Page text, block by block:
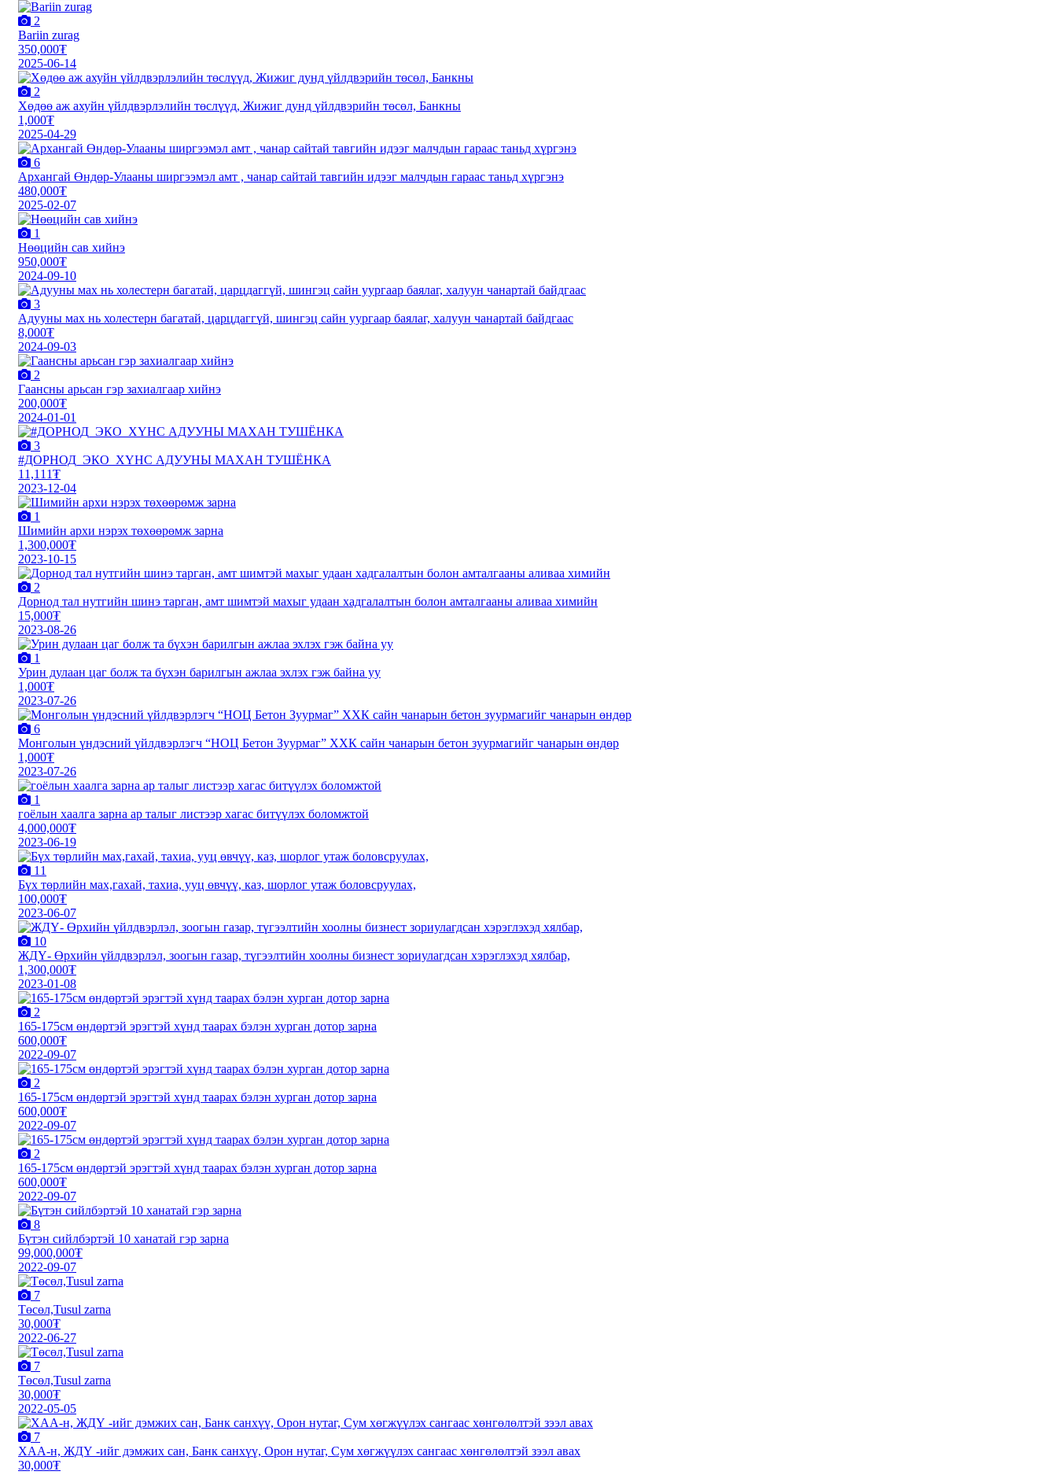
2
Bariin zurag
350,000₮
2025-06-14
2
Xөдөө аж ахуйн үйлдвэрлэлийн төслүүд, Жижиг дунд үйлдвэрийн төсөл, Банкны
1,000₮
2025-04-29
6
Архангай Өндөр-Улааны ширгээмэл амт , чанар сайтай тавгийн идээг малчдын гараас таньд хүргэнэ
480,000₮
2025-02-07
1
Нөөцийн сав хийнэ
950,000₮
2024-09-10
3
Адууны мах нь холестерн багатай, царцдаггүй, шингэц сайн уургаар баялаг, халуун чанартай байдгаас
8,000₮
2024-09-03
2
Гаансны арьсан гэр захиалгаар хийнэ
200,000₮
2024-01-01
3
#ДОРНОД_ЭКО_ХҮНС АДУУНЫ МАХАН ТУШЁНКА
11,111₮
2023-12-04
1
Шимийн архи нэрэх төхөөрөмж зарна
1,300,000₮
2023-10-15
2
Дорнод тал нутгийн шинэ тарган, амт шимтэй махыг удаан хадгалалтын болон амталгааны аливаа химийн
15,000₮
2023-08-26
1
Урин дулаан цаг болж та бүхэн барилгын ажлаа эхлэх гэж байна уу
1,000₮
2023-07-26
6
Монголын үндэсний үйлдвэрлэгч “НОЦ Бетон Зуурмаг” ХХК сайн чанарын бетон зуурмагийг чанарын өндөр
1,000₮
2023-07-26
1
гоёлын хаалга зарна ар талыг листээр хагас битүүлэх боломжтой
4,000,000₮
2023-06-19
11
Бүх төрлийн мах,гаxай, таxиа, ууц өвчүү, каз, шорлог утаж боловсруулах,
100,000₮
2023-06-07
10
ЖДҮ- Өрхийн үйлдвэрлэл, зоогын газар, түгээлтийн хоолны бизнест зориулагдсан хэрэглэхэд хялбар,
1,300,000₮
2023-01-08
2
165-175см өндөртэй эрэгтэй хүнд таарах бэлэн хурган дотор зарна
600,000₮
2022-09-07
2
165-175см өндөртэй эрэгтэй хүнд таарах бэлэн хурган дотор зарна
600,000₮
2022-09-07
2
165-175см өндөртэй эрэгтэй хүнд таарах бэлэн хурган дотор зарна
600,000₮
2022-09-07
8
Бүтэн сийлбэртэй 10 ханатай гэр зарна
99,000,000₮
2022-09-07
7
Төсөл,Tusul zarna
30,000₮
2022-06-27
7
Төсөл,Tusul zarna
30,000₮
2022-05-05
7
XАА-н, ЖДҮ -ийг дэмжиx сан, Банк санxүү, Орон нутаг, Сум хөгжүүлэх сангаас хөнгөлөлтэй зээл авах
30,000₮